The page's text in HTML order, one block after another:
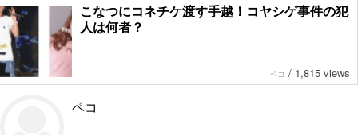
こなつにコネチケ渡す手越！コヤシゲ事件の犯
人は何者？
ペコ / 1,815 views
ペコ